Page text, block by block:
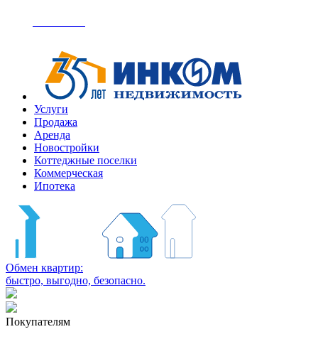
Услуги
Продажа
Аренда
Новостройки
Коттеджные поселки
Коммерческая
Ипотека
Обмен квартир:
быстро, выгодно, безопасно.
Покупателям